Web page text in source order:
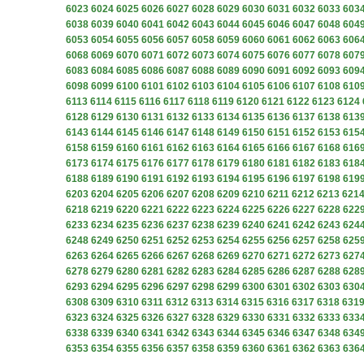
6023 6024 6025 6026 6027 6028 6029 6030 6031 6032 6033
6038 6039 6040 6041 6042 6043 6044 6045 6046 6047 6048
6053 6054 6055 6056 6057 6058 6059 6060 6061 6062 6063
6068 6069 6070 6071 6072 6073 6074 6075 6076 6077 6078
6083 6084 6085 6086 6087 6088 6089 6090 6091 6092 6093
6098 6099 6100 6101 6102 6103 6104 6105 6106 6107 6108
6113 6114 6115 6116 6117 6118 6119 6120 6121 6122 6123 6124
6128 6129 6130 6131 6132 6133 6134 6135 6136 6137 6138
6143 6144 6145 6146 6147 6148 6149 6150 6151 6152 6153
6158 6159 6160 6161 6162 6163 6164 6165 6166 6167 6168
6173 6174 6175 6176 6177 6178 6179 6180 6181 6182 6183
6188 6189 6190 6191 6192 6193 6194 6195 6196 6197 6198
6203 6204 6205 6206 6207 6208 6209 6210 6211 6212 6213 6214
6218 6219 6220 6221 6222 6223 6224 6225 6226 6227 6228
6233 6234 6235 6236 6237 6238 6239 6240 6241 6242 6243
6248 6249 6250 6251 6252 6253 6254 6255 6256 6257 6258
6263 6264 6265 6266 6267 6268 6269 6270 6271 6272 6273
6278 6279 6280 6281 6282 6283 6284 6285 6286 6287 6288
6293 6294 6295 6296 6297 6298 6299 6300 6301 6302 6303
6308 6309 6310 6311 6312 6313 6314 6315 6316 6317 6318 6319
6323 6324 6325 6326 6327 6328 6329 6330 6331 6332 6333
6338 6339 6340 6341 6342 6343 6344 6345 6346 6347 6348
6353 6354 6355 6356 6357 6358 6359 6360 6361 6362 6363